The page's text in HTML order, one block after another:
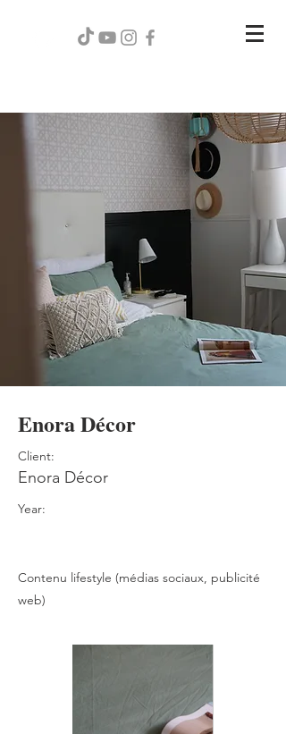
Enora Décor
Client:
Enora Décor
Year:
Contenu lifestyle (médias sociaux, publicité
web)